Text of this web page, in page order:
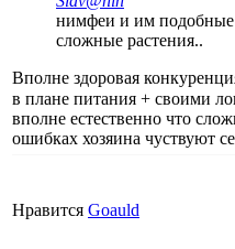
нимфеи и им
сложные растения..
Вполне здоровая
в плане питания + своими
вполне естественно что
ошибках хозяина чуствуют
Нравится Goauld